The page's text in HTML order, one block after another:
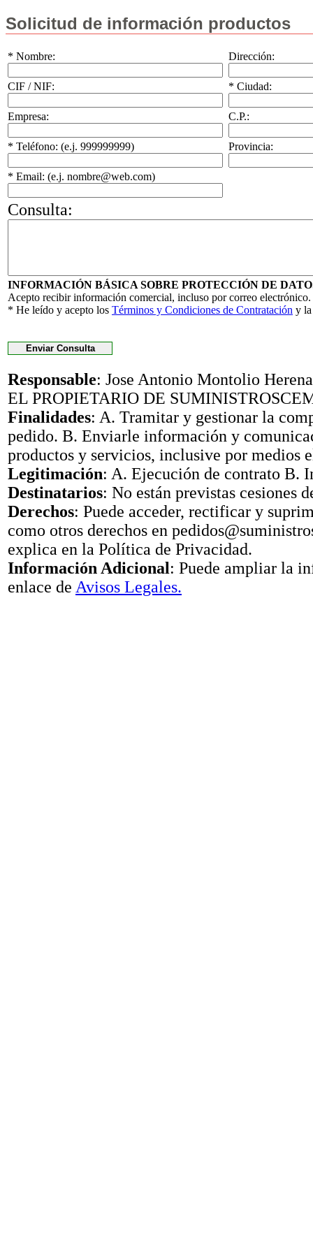
Solicitud de información productos
* Nombre: Dirección:
CIF / NIF: * Ciudad:
Empresa: C.P.:
* Teléfono: (e.j. 999999999) Provincia:
* Email: (e.j. nombre@web.com)
Consulta:
INFORMACIÓN BÁSICA SOBRE PROTECCIÓN DE
Acepto recibir información comercial, incluso por correo electrónico.
* He leído y acepto los Términos y Condiciones de Contratación y
Responsable: Jose Antonio Montolio
EL PROPIETARIO DE
Finalidades: A. Tramitar y gestionar la
pedido. B. Enviarle información y
productos y servicios, inclusive por medios
Legitimación: A. Ejecución de contrato B.
Destinatarios: No están previstas cesiones
Derechos: Puede acceder, rectificar y
como otros derechos en
explica en la Política de Privacidad.
Información Adicional: Puede ampliar la
enlace de Avisos Legales.